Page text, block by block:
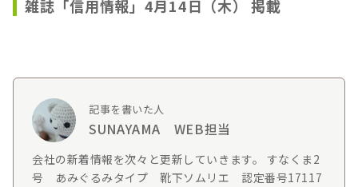
雑誌「信用情報」4月14日（木） 掲載
記事を書いた人
SUNAYAMA WEB担当
会社の新着情報を次々と更新していきます。 すなくま2
号 あみぐるみタイプ 靴下ソムリエ 認定番号17117